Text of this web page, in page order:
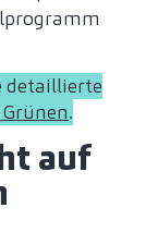
detaillierte
.
auf